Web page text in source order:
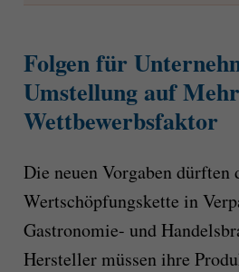
Folgen für
Umstellung auf
Wettbewerbsfaktor
Die neuen Vorgaben dürften
Wertschöpfungskette in
Gastronomie- und
Hersteller müssen ihre